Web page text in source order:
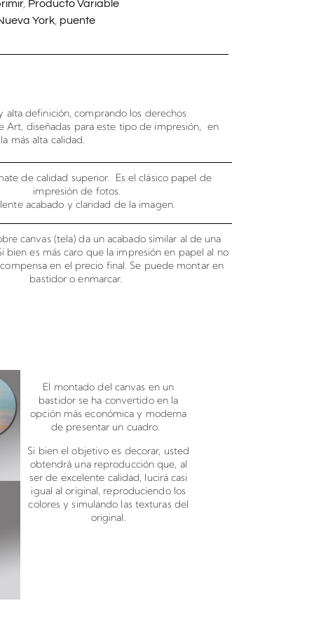
, Producto Variable
York, puente
alta definición, comprando los derechos
Art, diseñadas para este tipo de impresión, en
más alta calidad.
de calidad superior. Es el clásico papel de
impresión de fotos.
acabado y claridad de la imagen.
canvas (tela) da un acabado similar al de una
bien es más caro que la impresión en papel al no
en el precio final. Se puede montar en
bastidor o enmarcar.
El montado del canvas en un
bastidor se ha convertido en la
opción más económica y moderna
de presentar un cuadro.
Si bien el objetivo es decorar, usted
obtendrá una reproducción que, al
ser de excelente calidad, lucirá casi
igual al original, reproduciendo los
colores y simulando las texturas del
original.